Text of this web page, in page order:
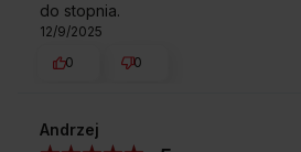
do stopnia.
12/9/2025
0
0
Andrzej